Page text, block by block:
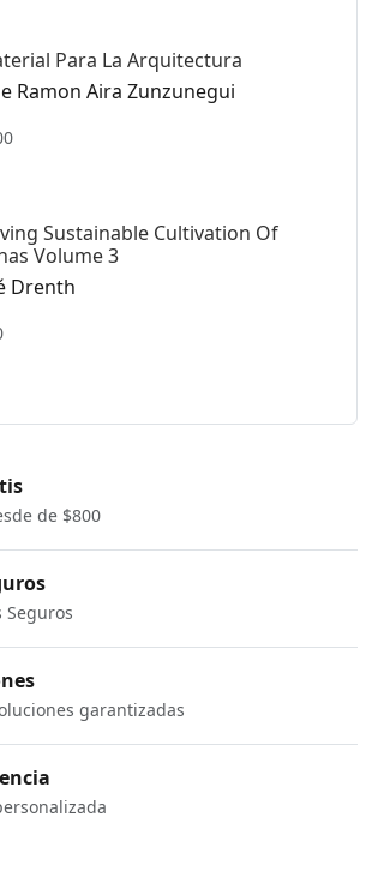
Para La Arquitectura
Ramon Aira Zunzunegui
Sustainable Cultivation Of
Volume 3
Drenth
de $800
Seguros
garantizadas